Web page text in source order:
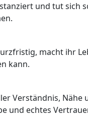
und tut sich
macht ihr
kann.
Verständnis,
und echtes